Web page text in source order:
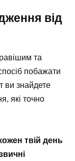
від
та
побажати
ви знайдете
які точно
твій день